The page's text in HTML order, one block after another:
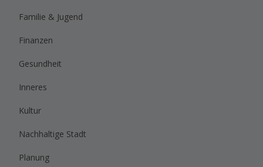
Familie & Jugend
Finanzen
Gesundheit
Inneres
Kultur
Nachhaltige Stadt
Planung